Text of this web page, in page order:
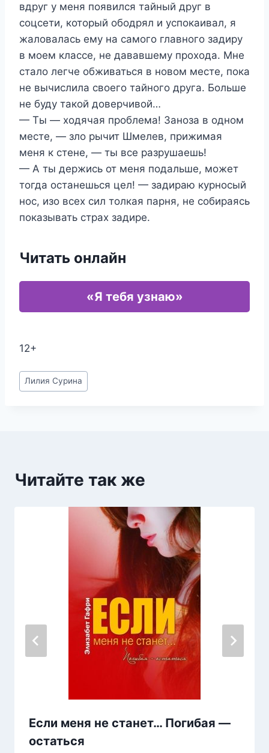
вдруг у меня появился тайный друг в
соцсети, который ободрял и успокаивал, я
жаловалась ему на самого главного задиру
в моем классе, не дававшему прохода. Мне
стало легче обживаться в новом месте, пока
не вычислила своего тайного друга. Больше
не буду такой доверчивой…
— Ты — ходячая проблема! Заноза в одном
месте, — зло рычит Шмелев, прижимая
меня к стене, — ты все разрушаешь!
— А ты держись от меня подальше, может
тогда останешься цел! — задираю курносый
нос, изо всех сил толкая парня, не собираясь
показывать страх задире.
Читать онлайн
«Я тебя узнаю»
12+
Метки
записи:
Лилия Сурина
Читайте так же
Если меня не станет… Погибая —
остаться